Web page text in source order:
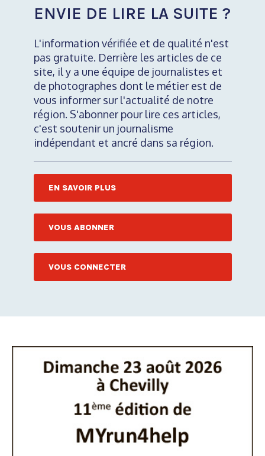
ENVIE DE LIRE LA SUITE ?
L'information vérifiée et de qualité n'est
pas gratuite. Derrière les articles de ce
site, il y a une équipe de journalistes et
de photographes dont le métier est de
vous informer sur l'actualité de notre
région. S'abonner pour lire ces articles,
c'est soutenir un journalisme
indépendant et ancré dans sa région.
EN SAVOIR PLUS
VOUS ABONNER
VOUS CONNECTER